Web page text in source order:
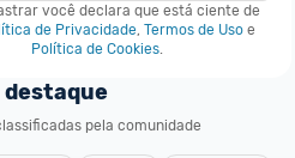
você declara que está ciente de
de Privacidade, Termos de Uso e
Política de Cookies.
destaque
pela comunidade